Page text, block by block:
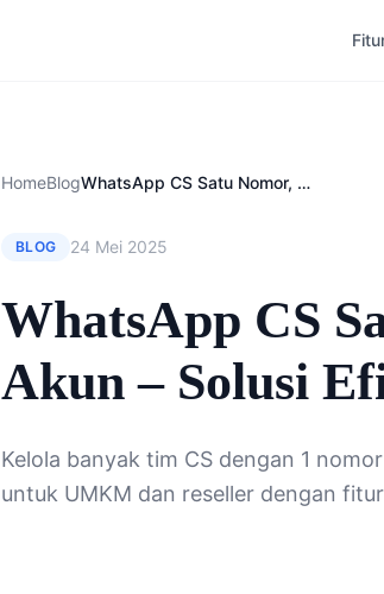
HomeBlog WhatsApp CS Satu Nomor, Banyak Akun – Solusi Efisien Hanya 99rb
BLOG 24 Mei 2025
WhatsApp CS
Akun – Solusi
Kelola banyak tim CS dengan 1
untuk UMKM dan reseller dengan